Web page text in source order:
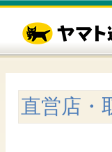
直営店・